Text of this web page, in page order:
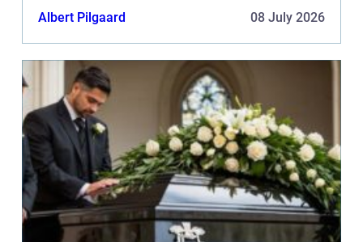
Albert Pilgaard 08 July 2026